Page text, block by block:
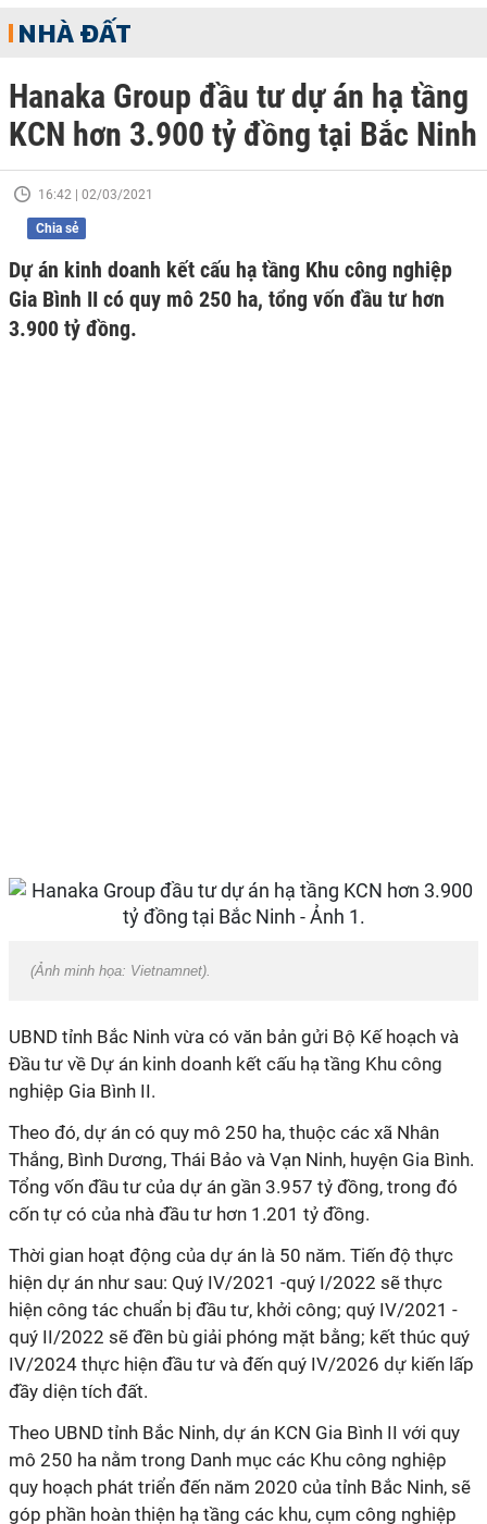
NHÀ ĐẤT
Hanaka Group đầu tư dự án hạ tầng
KCN hơn 3.900 tỷ đồng tại Bắc Ninh
16:42 | 02/03/2021
Chia sẻ
Dự án kinh doanh kết cấu hạ tầng Khu công nghiệp
Gia Bình II có quy mô 250 ha, tổng vốn đầu tư hơn
3.900 tỷ đồng.
(Ảnh minh họa: Vietnamnet).
UBND tỉnh Bắc Ninh vừa có văn bản gửi Bộ Kế hoạch và
Đầu tư về Dự án kinh doanh kết cấu hạ tầng Khu công
nghiệp Gia Bình II.
Theo đó, dự án có quy mô 250 ha, thuộc các xã Nhân
Thắng, Bình Dương, Thái Bảo và Vạn Ninh, huyện Gia Bình.
Tổng vốn đầu tư của dự án gần 3.957 tỷ đồng, trong đó
cốn tự có của nhà đầu tư hơn 1.201 tỷ đồng.
Thời gian hoạt động của dự án là 50 năm. Tiến độ thực
hiện dự án như sau: Quý IV/2021 -quý I/2022 sẽ thực
hiện công tác chuẩn bị đầu tư, khởi công; quý IV/2021 -
quý II/2022 sẽ đền bù giải phóng mặt bằng; kết thúc quý
IV/2024 thực hiện đầu tư và đến quý IV/2026 dự kiến lấp
đầy diện tích đất.
Theo UBND tỉnh Bắc Ninh, dự án KCN Gia Bình II với quy
mô 250 ha nằm trong Danh mục các Khu công nghiệp
quy hoạch phát triển đến năm 2020 của tỉnh Bắc Ninh, sẽ
góp phần hoàn thiện hạ tầng các khu, cụm công nghiệp